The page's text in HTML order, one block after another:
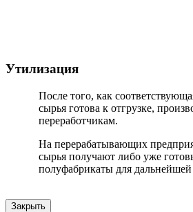
Утилизация
После того, как
сырья готова к отгрузке,
переработчикам.
На перерабатывающих
сырья получают либо уже
полуфабрикаты для дальнейшей
Закрыть